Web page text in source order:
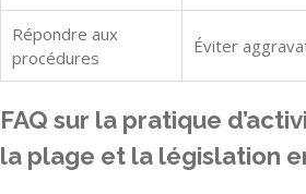
Répondre aux
procédures
Éviter
FAQ sur la pratique
la plage et la législation